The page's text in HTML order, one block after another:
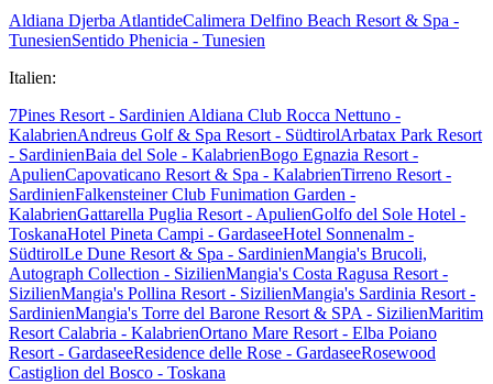
Aldiana Djerba AtlantideCalimera Delfino Beach Resort & Spa -
TunesienSentido Phenicia - Tunesien
Italien:
7Pines Resort - Sardinien Aldiana Club Rocca Nettuno -
KalabrienAndreus Golf & Spa Resort - SüdtirolArbatax Park Resort
- SardinienBaia del Sole - KalabrienBogo Egnazia Resort -
ApulienCapovaticano Resort & Spa - KalabrienTirreno Resort -
SardinienFalkensteiner Club Funimation Garden -
KalabrienGattarella Puglia Resort - ApulienGolfo del Sole Hotel -
ToskanaHotel Pineta Campi - GardaseeHotel Sonnenalm -
SüdtirolLe Dune Resort & Spa - SardinienMangia's Brucoli,
Autograph Collection - SizilienMangia's Costa Ragusa Resort -
SizilienMangia's Pollina Resort - SizilienMangia's Sardinia Resort -
SardinienMangia's Torre del Barone Resort & SPA - SizilienMaritim
Resort Calabria - KalabrienOrtano Mare Resort - Elba Poiano
Resort - GardaseeResidence delle Rose - GardaseeRosewood
Castiglion del Bosco - Toskana